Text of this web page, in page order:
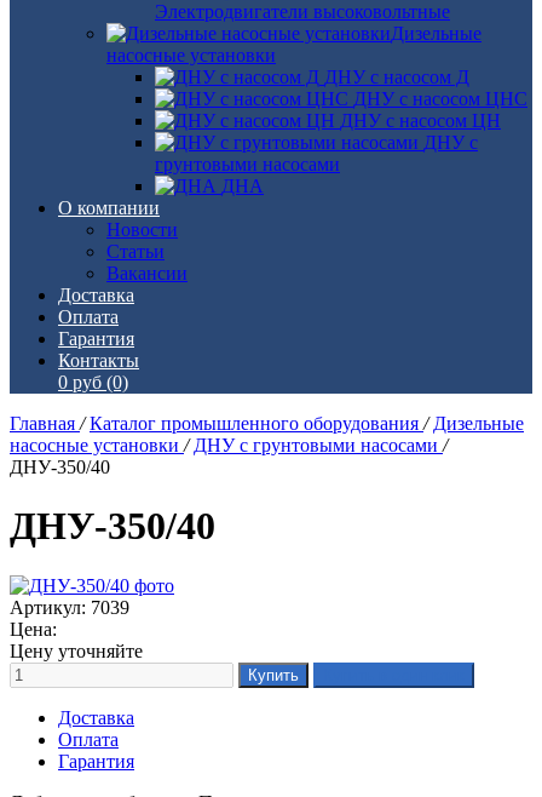
Электродвигатели высоковольтные
Дизельные
насосные установки
ДНУ с насосом Д
ДНУ с насосом ЦНС
ДНУ с насосом ЦН
ДНУ с
грунтовыми насосами
ДНА
О компании
Новости
Статьи
Вакансии
Доставка
Оплата
Гарантия
Контакты
0 руб (0)
Главная / Каталог промышленного оборудования / Дизельные
насосные установки / ДНУ с грунтовыми насосами /
ДНУ-350/40
ДНУ-350/40
Артикул: 7039
Цена:
Цену уточняйте
Доставка
Оплата
Гарантия